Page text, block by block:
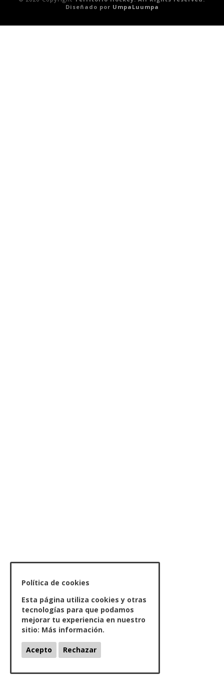
Diseñado por UmpaLuumpa
Política de cookies
Esta página utiliza cookies y otras
tecnologías para que podamos
mejorar tu experiencia en nuestro
sitio: Más información.
Acepto Rechazar